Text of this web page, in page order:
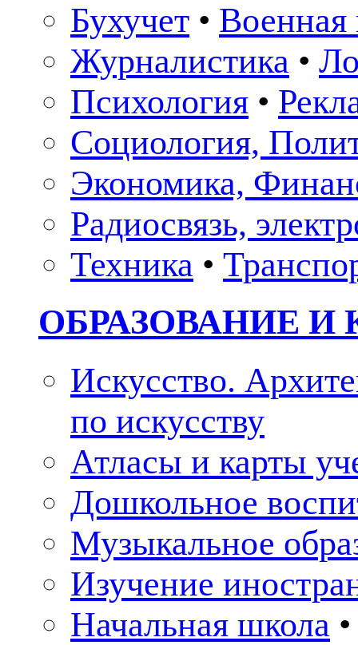
Бухучет • Военная
Журналистика •
Психология •
Социология,
Экономика,
Радиосвязь,
Техника •
ОБРАЗОВАНИЕ И
Искусство.
по искусству
Атласы и карты
Дошкольное
Музыкальное
Изучение
Начальная школа •